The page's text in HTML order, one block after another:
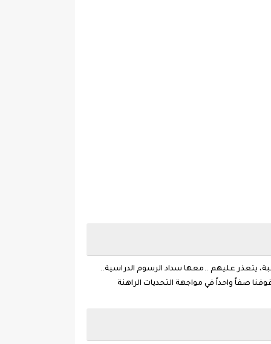
يتعذر عليهم ..معها سداد الرسوم الدراسية..
صفاً واحداً في مواجهة التحديات الراهنة